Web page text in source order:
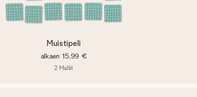
Muistipeli
alkaen 15,99 €
2 Mallit